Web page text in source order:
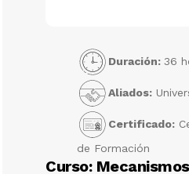
Duración: 36
Aliados:
Certificado:
de Formación
Curso: